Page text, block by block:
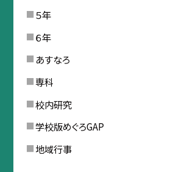
５年
６年
あすなろ
専科
校内研究
学校版めぐろGAP
地域行事